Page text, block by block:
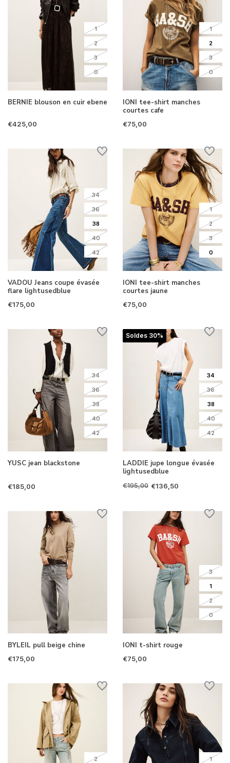
1
2
3
0
BERNIE blouson en cuir ebene
€425,00
1
2
3
0
IONI tee-shirt manches
courtes cafe
€75,00
34
36
38
40
42
VADOU Jeans coupe évasée
flare lightusedblue
€175,00
1
2
3
0
IONI tee-shirt manches
courtes jaune
€75,00
34
36
38
40
42
YUSC jean blackstone
€185,00
Soldes 30%
34
36
38
40
42
LADDIE jupe longue évasée
lightusedblue
€195,00 €136,50
BYLEIL pull beige chine
€175,00
3
1
2
0
IONI t-shirt rouge
€75,00
2 1